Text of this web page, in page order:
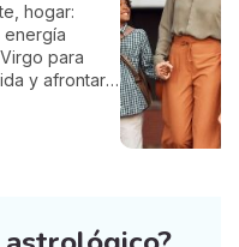
hogar:
para
y afrontar
con
de Marisa.